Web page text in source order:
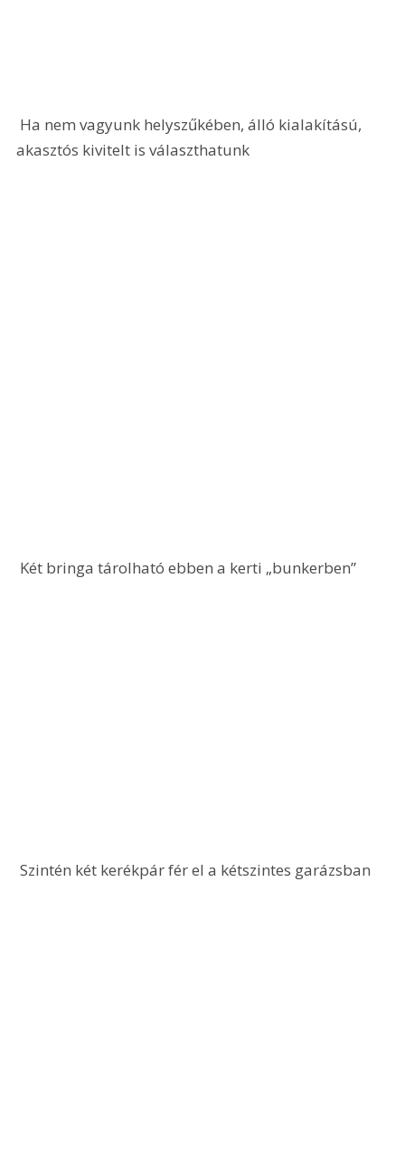
akasztós kivitelt is választhatunk
Két bringa tárolható ebben a kerti „bunkerben”
Szintén két kerékpár fér el a kétszintes garázsban